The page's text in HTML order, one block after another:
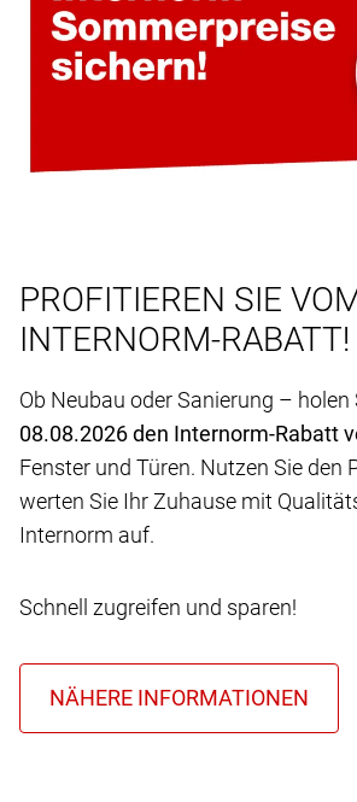
PROFITIEREN SIE
INTERNORM-RABATT!
Ob Neubau oder Sanierung – holen
08.08.2026 den Internorm-Rabatt
Fenster und Türen. Nutzen Sie den
werten Sie Ihr Zuhause mit
Internorm auf.
Schnell zugreifen und sparen!